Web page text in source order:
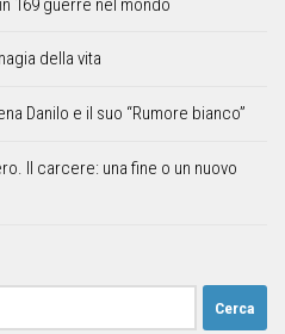
169 guerre nel mondo
della vita
Danilo e il suo “Rumore bianco”
Il carcere: una fine o un nuovo